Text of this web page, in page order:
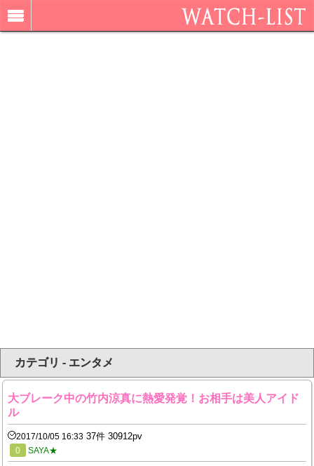
カテゴリ - エンタメ
大ブレーク中の竹内涼真に熱愛発覚！お相手は美人アイド
ル
2017/10/05 16:33 37件 30912pv
0 SAYA★